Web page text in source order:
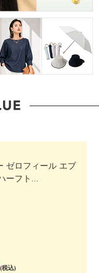
ゼロフィール エブ
ーフト...
(税込)